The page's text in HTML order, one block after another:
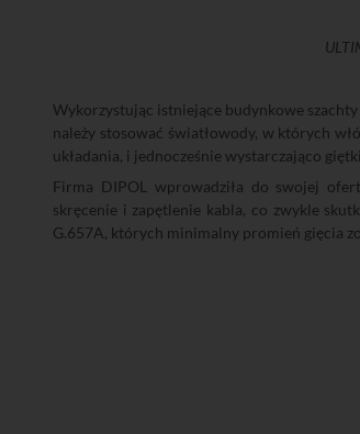
Wykorzystując istniejące budynkowe
należy stosować światłowody, w których
układania, i jednocześnie wystarczająco
Firma DIPOL wprowadziła do swojej
skręcenie i zapętlenie kabla, co zwykle
G.657A, których minimalny promień gięcia